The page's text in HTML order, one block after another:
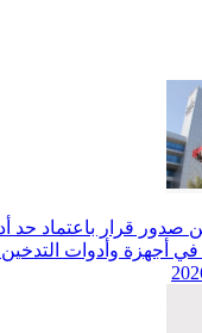
صدور قرار باعتماد حد
أجهزة وأدوات التدخين